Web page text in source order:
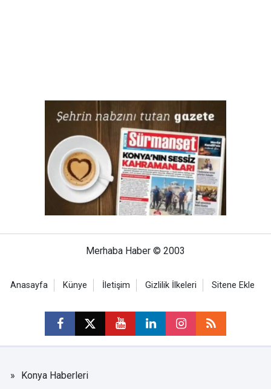
Merhaba Haber © 2003
Anasayfa Künye İletişim Gizlilik İlkeleri Sitene Ekle
Konya Haberleri